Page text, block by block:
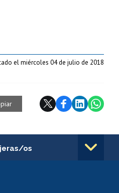
el miércoles 04 de julio de 2018
os